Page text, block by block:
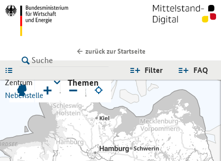
zurück zur Startseite
FAQ
Filter
Zentrum
Nebenstelle
Themen
+ −